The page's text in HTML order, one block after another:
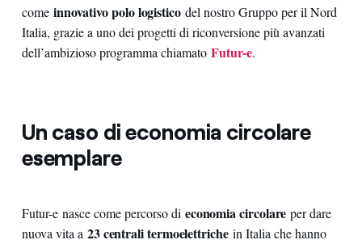
come innovativo polo logisticodel nostro Gruppo per il Nord
Italia, grazie a uno dei progetti di riconversione più avanzati
dell’ambizioso programma chiamato Futur-e.
Un caso di economia circolare
esemplare
Futur-e nasce come percorso di economia circolare per dare
nuova vita a 23 centrali termoelettrichein Italia che hanno